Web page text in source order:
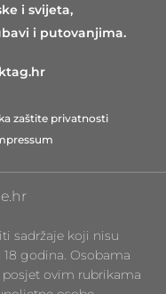
i svijeta,
i putovanjima.
zaštite privatnosti
sadržaje koji nisu
godina. Osobama
ovim rubrikama